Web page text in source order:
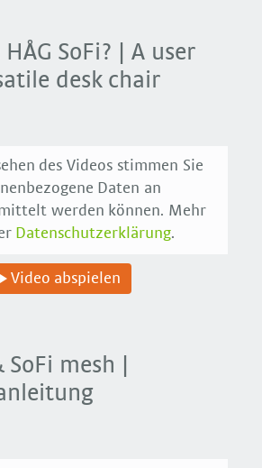
SoFi? | A user
desk chair
des Videos stimmen Sie
Daten an
werden können. Mehr
Datenschutzerklärung.
Video abspielen
SoFi mesh |